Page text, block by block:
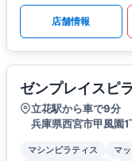
店舗情報
ゼンプレイスピ
立花駅から車で9分
兵庫県西宮市甲風園
マシンピラティス マ